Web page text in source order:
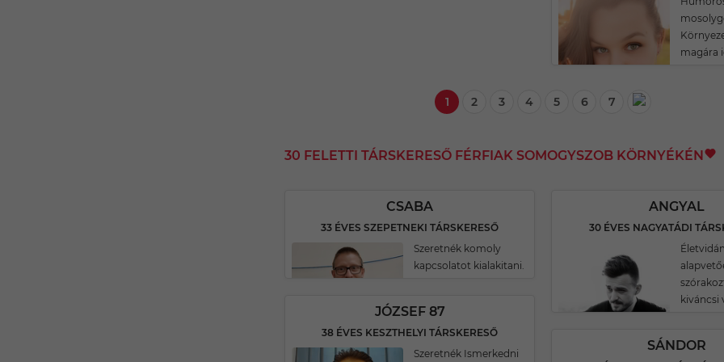
magára
1 2 3 4 5 6 7
30 FELETTI TÁRSKERESŐ FÉRFIAK SOMOGYSZOB KÖRNYÉKÉN
CSABA
33 ÉVES SZEPETNEKI TÁRSKERESŐ
Szeretnék komoly
kapcsolatot kialakitani.
JÓZSEF 87
38 ÉVES KESZTHELYI TÁRSKERESŐ
Szeretnék Ismerkedni
ANGYAL
30 ÉVES NAGYATÁDI
kiváncsi
SÁNDOR